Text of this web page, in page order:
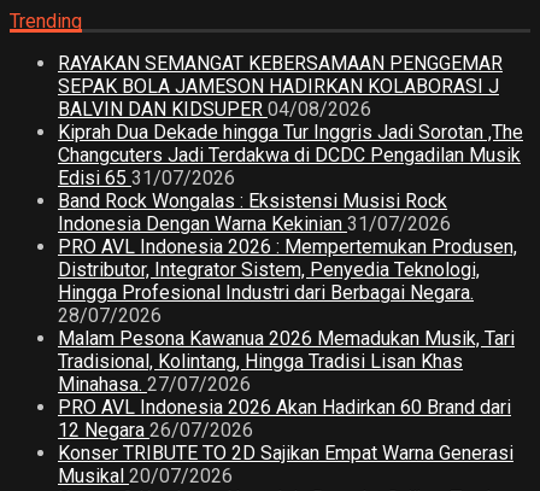
Trending
RAYAKAN SEMANGAT KEBERSAMAAN PENGGEMAR
SEPAK BOLA JAMESON HADIRKAN KOLABORASI J
BALVIN DAN KIDSUPER 04/08/2026
Kiprah Dua Dekade hingga Tur Inggris Jadi Sorotan ,The
Changcuters Jadi Terdakwa di DCDC Pengadilan Musik
Edisi 65 31/07/2026
Band Rock Wongalas : Eksistensi Musisi Rock
Indonesia Dengan Warna Kekinian 31/07/2026
PRO AVL Indonesia 2026 : Mempertemukan Produsen,
Distributor, Integrator Sistem, Penyedia Teknologi,
Hingga Profesional Industri dari Berbagai Negara.
28/07/2026
Malam Pesona Kawanua 2026 Memadukan Musik, Tari
Tradisional, Kolintang, Hingga Tradisi Lisan Khas
Minahasa. 27/07/2026
PRO AVL Indonesia 2026 Akan Hadirkan 60 Brand dari
12 Negara 26/07/2026
Konser TRIBUTE TO 2D Sajikan Empat Warna Generasi
Musikal 20/07/2026